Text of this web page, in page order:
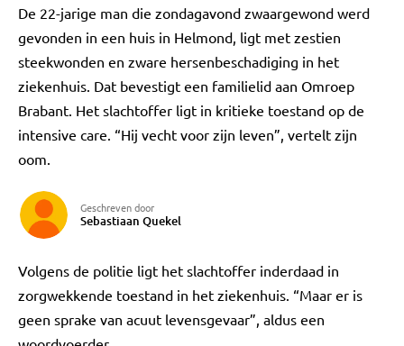
De 22-jarige man die zondagavond zwaargewond werd
gevonden in een huis in Helmond, ligt met zestien
steekwonden en zware hersenbeschadiging in het
ziekenhuis. Dat bevestigt een familielid aan Omroep
Brabant. Het slachtoffer ligt in kritieke toestand op de
intensive care. “Hij vecht voor zijn leven”, vertelt zijn
oom.
Geschreven door
Sebastiaan Quekel
Volgens de politie ligt het slachtoffer inderdaad in
zorgwekkende toestand in het ziekenhuis. “Maar er is
geen sprake van acuut levensgevaar”, aldus een